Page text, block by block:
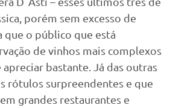
porém sem excesso de
que o público que está
de vinhos mais complexos
bastante. Já das outras
rótulos surpreendentes e que
grandes restaurantes e